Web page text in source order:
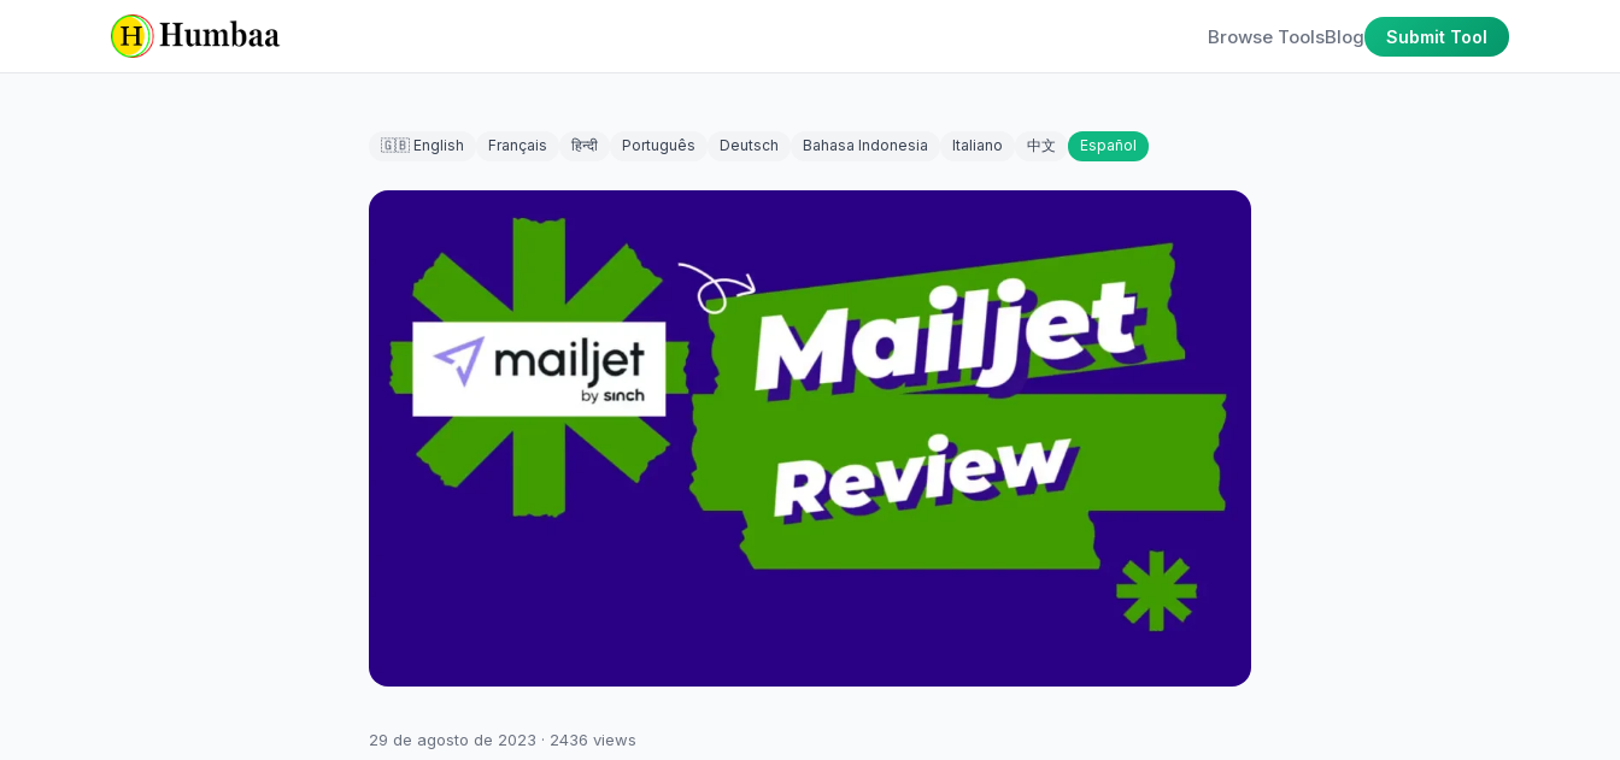
Browse ToolsBlog Submit Tool
🇬🇧 English Français हिन्दी Português Deutsch Bahasa Indonesia Italiano 中文 Español
29 de agosto de 2023 · 2436 views